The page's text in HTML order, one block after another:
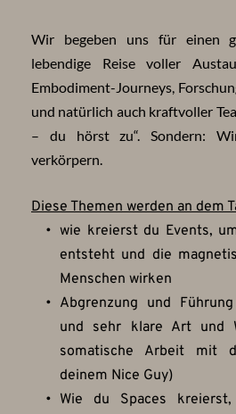
Wir begeben uns für einen
lebendige Reise voller
Embodiment-Journeys,
und natürlich auch kraftvoller
– du hörst zu“. Sondern:
verkörpern.
Diese Themen werden an dem
wie kreierst du Events,
entsteht und die
Menschen wirken
Abgrenzung und
und sehr klare Art und
somatische Arbeit mit
deinem Nice Guy)
Wie du Spaces